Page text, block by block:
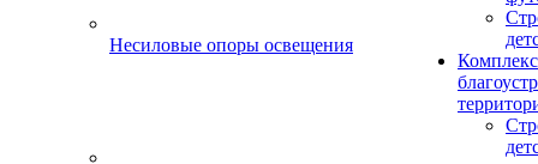
Несиловые опоры освещения